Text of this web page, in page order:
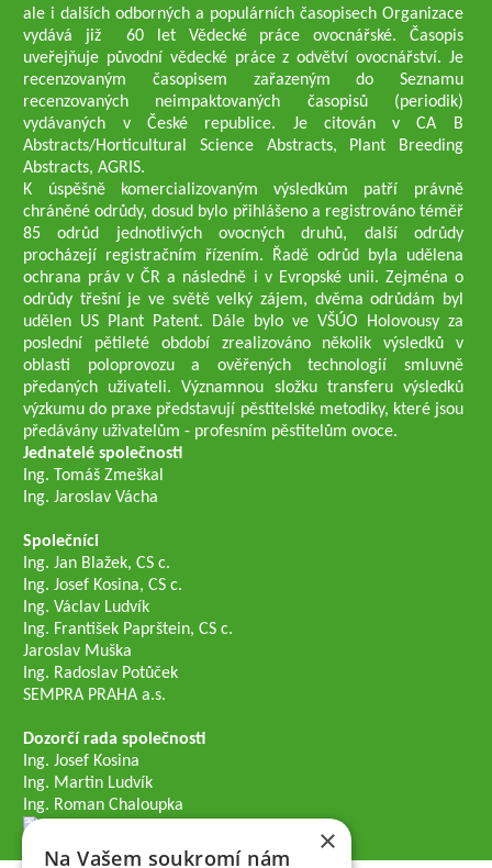
ale i dalších odborných a populárních časopisech Organizace
vydává již 60 let Vědecké práce ovocnářské. Časopis
uveřejňuje původní vědecké práce z odvětví ovocnářství. Je
recenzovaným časopisem zařazeným do Seznamu
recenzovaných neimpaktovaných časopisů (periodik)
vydávaných v České republice. Je citován v CA B
Abstracts/Horticultural Science Abstracts, Plant Breeding
Abstracts, AGRIS.
K úspěšně komercializovaným výsledkům patří právně
chráněné odrůdy, dosud bylo přihlášeno a registrováno téměř
85 odrůd jednotlivých ovocných druhů, další odrůdy
procházejí registračním řízením. Řadě odrůd byla udělena
ochrana práv v ČR a následně i v Evropské unii. Zejména o
odrůdy třešní je ve světě velký zájem, dvěma odrůdám byl
udělen US Plant Patent. Dále bylo ve VŠÚO Holovousy za
poslední pětileté období zrealizováno několik výsledků v
oblasti poloprovozu a ověřených technologií smluvně
předaných uživateli. Významnou složku transferu výsledků
výzkumu do praxe představují pěstitelské metodiky, které jsou
předávány uživatelům - profesním pěstitelům ovoce.
Jednatelé společnosti
Ing. Tomáš Zmeškal
Ing. Jaroslav Vácha
Společníci
Ing. Jan Blažek, CS c.
Ing. Josef Kosina, CS c.
Ing. Václav Ludvík
Ing. František Paprštein, CS c.
Jaroslav Muška
Ing. Radoslav Potůček
SEMPRA PRAHA a.s.
Dozorčí rada společnosti
Ing. Josef Kosina
Ing. Martin Ludvík
Ing. Roman Chaloupka
×
Na Vašem soukromí nám